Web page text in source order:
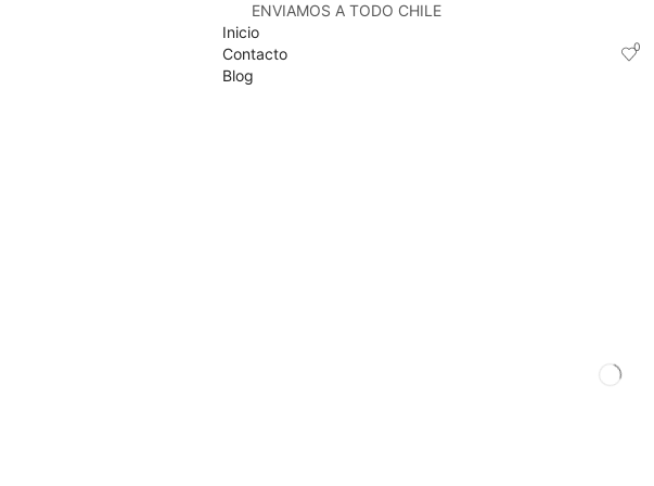
ENVIAMOS A TODO CHILE
Inicio
Contacto
Blog
0